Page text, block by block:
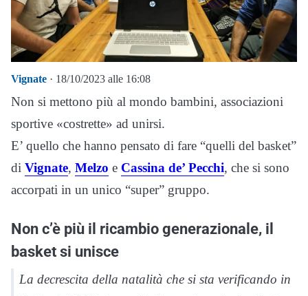
Vignate · 18/10/2023 alle 16:08
Non si mettono più al mondo bambini, associazioni
sportive «costrette» ad unirsi.
E’ quello che hanno pensato di fare “quelli del basket”
di Vignate, Melzo e Cassina de’ Pecchi, che si sono
accorpati in un unico “super” gruppo.
Non c’è più il ricambio generazionale, il
basket si unisce
La decrescita della natalità che si sta verificando in